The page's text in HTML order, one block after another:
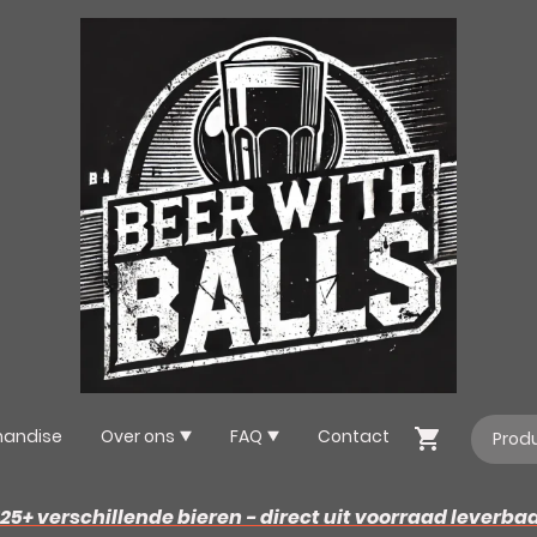
Over ons FAQ Contact
verschillende bieren - direct uit voorraad